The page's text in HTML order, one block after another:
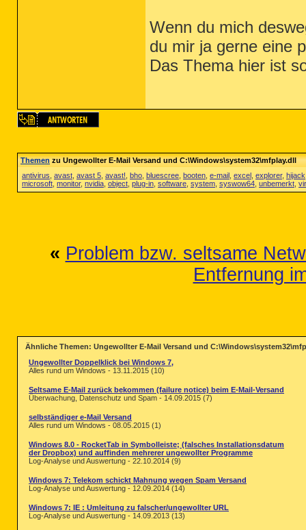
Wenn du mich
du mir ja gerne eine
Das Thema hier ist
Themenzu Ungewollter E-Mail Versand und C:\Windows\system32\mfplay.dll
antivirus avast avast 5 avast! bho bluescree booten e-mail excel explorer, hijack
microsoft monitor, nvidia object plug-in software system syswow64 unbemerkt
« Problem bzw. seltsame
Entfernung
Ähnliche Themen: Ungewollter E-Mail Versand und
Ungewollter Doppelklick bei Windows 7,
Alles rund um Windows - 13.11.2015 (10)
Seltsame E-Mail zurück bekommen (failure notice) beim E-Mail-Versand
Überwachung, Datenschutz und Spam - 14.09.2015 (7)
selbständiger e-Mail Versand
Alles rund um Windows - 08.05.2015 (1)
Windows 8.0 - RocketTab in Symbolleiste; (falsches Installationsdatum
der Dropbox) und auffinden mehrerer ungewollter Programme
Log-Analyse und Auswertung - 22.10.2014 (9)
Windows 7: Telekom schickt Mahnung wegen Spam Versand
Log-Analyse und Auswertung - 12.09.2014 (14)
Windows 7: IE : Umleitung zu falscher/ungewollter URL
Log-Analyse und Auswertung - 14.09.2013 (13)